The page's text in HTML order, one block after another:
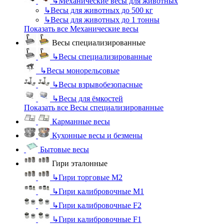
↳Весы для животных до 500 кг
↳Весы для животных до 1 тонны
Показать все Механические весы
Весы специализированные
↳Весы специализированные
↳Весы монорельсовые
↳Весы взрывобезопасные
↳Весы для ёмкостей
Показать все Весы специализированные
Карманные весы
Кухонные весы и безмены
Бытовые весы
Гири эталонные
↳Гири торговые М2
↳Гири калибровочные М1
↳Гири калибровочные F2
↳Гири калибровочные F1